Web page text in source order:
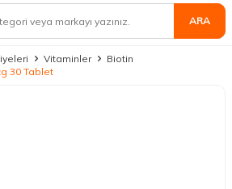
ARA
Vitaminler
Biotin
30 Tablet